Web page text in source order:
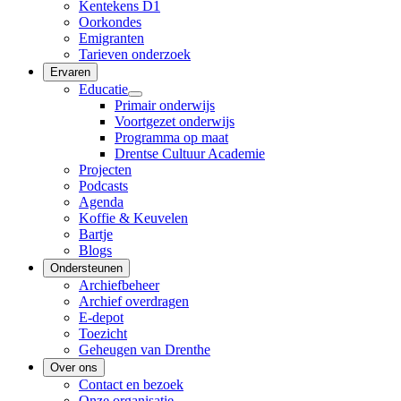
Kentekens D1
Oorkondes
Emigranten
Tarieven onderzoek
Ervaren
Educatie
Primair onderwijs
Voortgezet onderwijs
Programma op maat
Drentse Cultuur Academie
Projecten
Podcasts
Agenda
Koffie & Keuvelen
Bartje
Blogs
Ondersteunen
Archiefbeheer
Archief overdragen
E-depot
Toezicht
Geheugen van Drenthe
Over ons
Contact en bezoek